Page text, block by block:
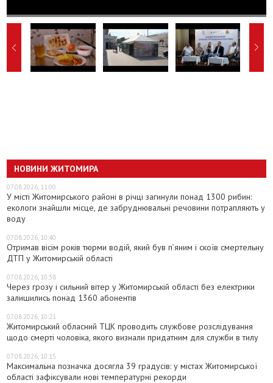
НОВИНИ ЖИТОМИРА
07.08.2026, 11:00
У місті Житомирського районі в річці загинули понад 1300 рибин:
екологи знайшли місце, де забруднювальні речовини потрапляють у
воду
07.08.2026, 10:40
Отримав вісім років тюрми водій, який був п’яним і скоїв смертельну
ДТП у Житомирській області
07.08.2026, 10:38
Через грозу і сильний вітер у Житомирській області без електрики
залишились понад 1360 абонентів
07.08.2026, 10:21
Житомирський обласний ТЦК проводить службове розслідування
щодо смерті чоловіка, якого визнали придатним для служби в тилу
07.08.2026, 10:15
Максимальна позначка досягла 39 градусів: у містах Житомирської
області зафіксували нові температурні рекорди